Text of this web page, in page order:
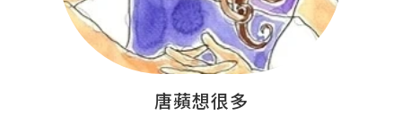
唐蘋想很多